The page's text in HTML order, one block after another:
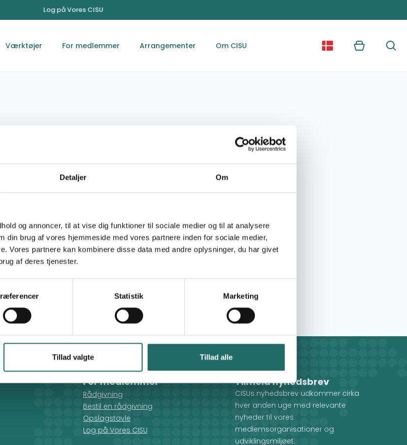
Detaljer Om
og annoncer, til at vise dig funktioner til sociale medier og til at analysere
din brug af vores hjemmeside med vores partnere inden for sociale medier,
Vores partnere kan kombinere disse data med andre oplysninger, du har givet
af deres tjenester.
Statistik Marketing
Tillad valgte Tillad alle
Log på Vores CISU
Værktøjer For medlemmer Arrangementer Om CISU Kurv Søg
of
Street
- Mennesker & miljø før profit
For medlemmer
Rådgivning
Bestil en rådgivning
Opslagstavle
Log på Vores CISU
Tilmeld nyhedsbrev
CISUs nyhedsbrev udkommer cirka
hver anden uge med relevante
nyheder til vores
medlemsorganisationer og
udviklingsmiljøet.